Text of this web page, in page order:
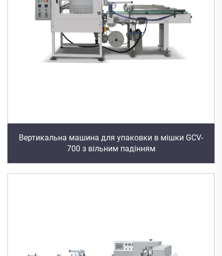
Вертикальна машина для упаковки в мішки GCV-
700 з вільним падінням